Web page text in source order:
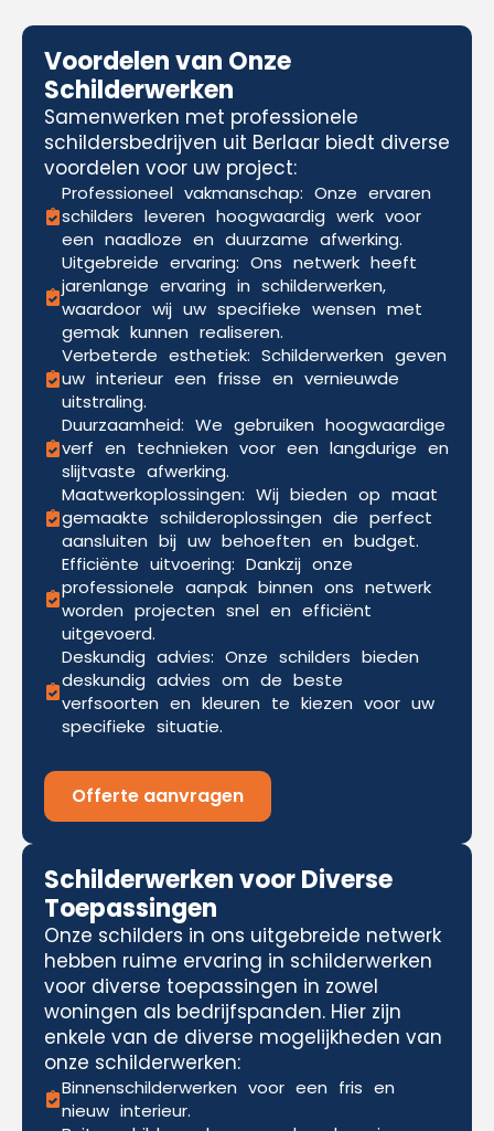
Voordelen van Onze
Schilderwerken
Samenwerken met professionele
schildersbedrijven uit Berlaar biedt diverse
voordelen voor uw project:
Professioneel vakmanschap: Onze ervaren
schilders leveren hoogwaardig werk voor
een naadloze en duurzame afwerking.
Uitgebreide ervaring: Ons netwerk heeft
jarenlange ervaring in schilderwerken,
waardoor wij uw specifieke wensen met
gemak kunnen realiseren.
Verbeterde esthetiek: Schilderwerken geven
uw interieur een frisse en vernieuwde
uitstraling.
Duurzaamheid: We gebruiken hoogwaardige
verf en technieken voor een langdurige en
slijtvaste afwerking.
Maatwerkoplossingen: Wij bieden op maat
gemaakte schilderoplossingen die perfect
aansluiten bij uw behoeften en budget.
Efficiënte uitvoering: Dankzij onze
professionele aanpak binnen ons netwerk
worden projecten snel en efficiënt
uitgevoerd.
Deskundig advies: Onze schilders bieden
deskundig advies om de beste
verfsoorten en kleuren te kiezen voor uw
specifieke situatie.
Offerte aanvragen
Schilderwerken voor Diverse
Toepassingen
Onze schilders in ons uitgebreide netwerk
hebben ruime ervaring in schilderwerken
voor diverse toepassingen in zowel
woningen als bedrijfspanden. Hier zijn
enkele van de diverse mogelijkheden van
onze schilderwerken:
Binnenschilderwerken voor een fris en
nieuw interieur.